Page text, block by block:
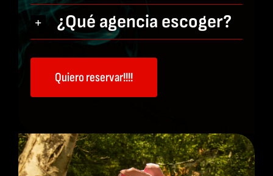
¿Qué agencia escoger?
Quiero reservar!!!!